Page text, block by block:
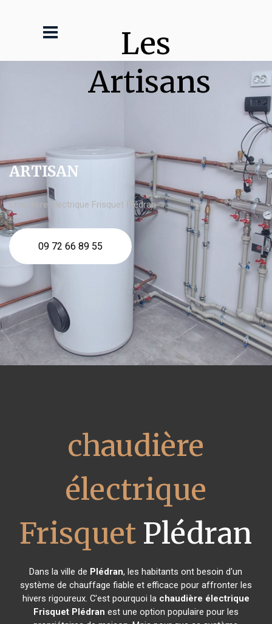
Les
Artisans
ARTISAN
chaudière électrique Frisquet Plédran
09 72 66 89 55
chaudière
électrique
Frisquet Plédran
Dans la ville de Plédran, les habitants ont besoin d'un
système de chauffage fiable et efficace pour affronter les
hivers rigoureux. C'est pourquoi la chaudière électrique
Frisquet Plédran est une option populaire pour les